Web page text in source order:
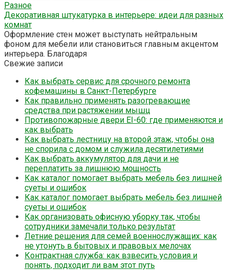
Разное
Декоративная штукатурка в интерьере: идеи для разных
комнат
Оформление стен может выступать нейтральным
фоном для мебели или становиться главным акцентом
интерьера. Благодаря
Свежие записи
Как выбрать сервис для срочного ремонта
кофемашины в Санкт-Петербурге
Как правильно применять разогревающие
средства при растяжении мышц
Противопожарные двери EI-60: где применяются и
как выбрать
Как выбрать лестницу на второй этаж, чтобы она
не спорила с домом и служила десятилетиями
Как выбрать аккумулятор для дачи и не
переплатить за лишнюю мощность
Как каталог помогает выбрать мебель без лишней
суеты и ошибок
Как каталог помогает выбрать мебель без лишней
суеты и ошибок
Как организовать офисную уборку так, чтобы
сотрудники замечали только результат
Летние решения для семей военнослужащих: как
не утонуть в бытовых и правовых мелочах
Контрактная служба: как взвесить условия и
понять, подходит ли вам этот путь